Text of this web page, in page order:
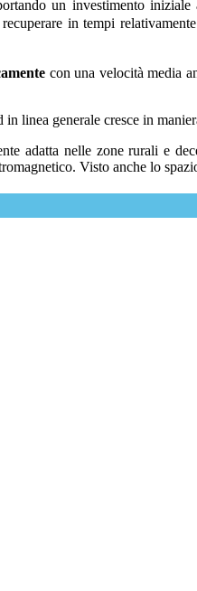
un investimento
in tempi
con una velocità media
linea generale cresce in
adatta nelle zone rurali e
Visto anche lo